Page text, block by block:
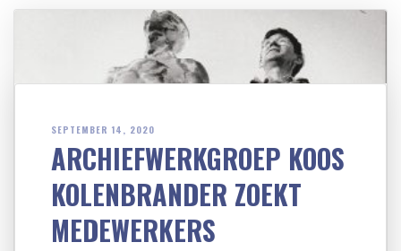
SEPTEMBER 14, 2020
ARCHIEFWERKGROEP KOOS
KOLENBRANDER ZOEKT
MEDEWERKERS